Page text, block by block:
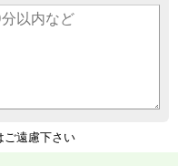
遠慮下さい